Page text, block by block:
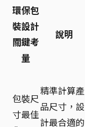
環保包
裝設計
關鍵考
量
說明
包裝尺
寸最佳
精準計算產
品尺寸，設
計最合適的